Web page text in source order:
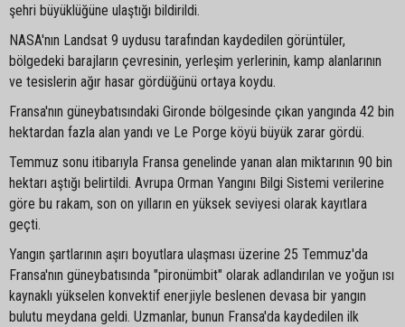
şehri büyüklüğüne ulaştığı bildirildi.
NASA'nın Landsat 9 uydusu tarafından kaydedilen görüntüler,
bölgedeki barajların çevresinin, yerleşim yerlerinin, kamp alanlarının
ve tesislerin ağır hasar gördüğünü ortaya koydu.
Fransa'nın güneybatısındaki Gironde bölgesinde çıkan yangında 42 bin
hektardan fazla alan yandı ve Le Porge köyü büyük zarar gördü.
Temmuz sonu itibarıyla Fransa genelinde yanan alan miktarının 90 bin
hektarı aştığı belirtildi. Avrupa Orman Yangını Bilgi Sistemi verilerine
göre bu rakam, son on yılların en yüksek seviyesi olarak kayıtlara
geçti.
Yangın şartlarının aşırı boyutlara ulaşması üzerine 25 Temmuz'da
Fransa'nın güneybatısında "pironümbit" olarak adlandırılan ve yoğun ısı
kaynaklı yükselen konvektif enerjiyle beslenen devasa bir yangın
bulutu meydana geldi. Uzmanlar, bunun Fransa'da kaydedilen ilk